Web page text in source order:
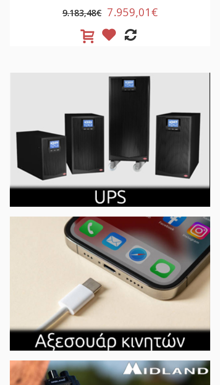
9.183,48€ 7.959,01€